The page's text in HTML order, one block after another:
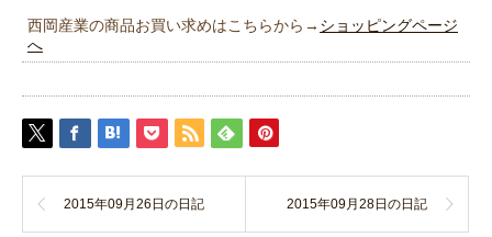
西岡産業の商品お買い求めはこちらから→ ショッピングページ
へ
2015年09月26日の日記 2015年09月28日の日記